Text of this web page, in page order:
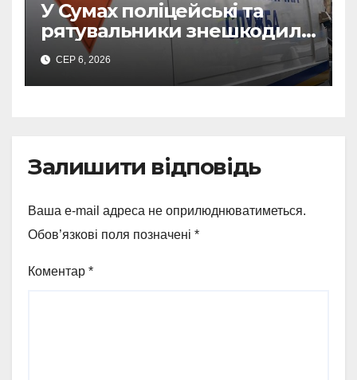
У Сумах поліцейські та
рятувальники знешкодили
500-кілограмову авіабомбу
росіян
СЕР 6, 2026
Залишити відповідь
Ваша e-mail адреса не оприлюднюватиметься.
Обов’язкові поля позначені *
Коментар *